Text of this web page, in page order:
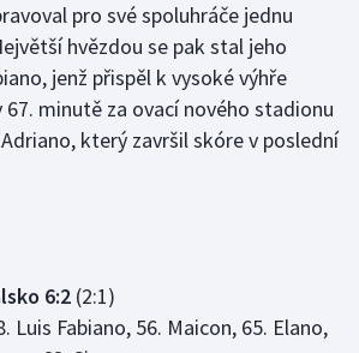
pro své spoluhráče jednu
hvězdou se pak stal jeho
jenž přispěl k vysoké výhře
minutě za ovací nového stadionu
který završil skóre v poslední
6:2 (2:1)
Luis Fabiano, 56. Maicon, 65. Elano,